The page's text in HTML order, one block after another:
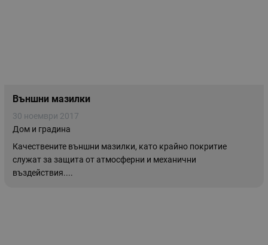
Външни мазилки
30 ноември 2017
Дом и градина
Качествените външни мазилки, като крайно покритие
служат за защита от атмосферни и механични
въздействия....